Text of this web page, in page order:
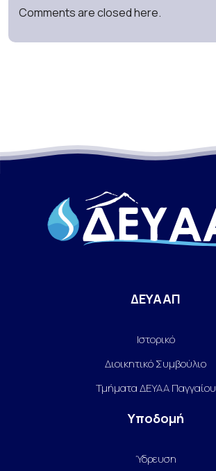
Comments are closed here.
ΔΕΥΑΑΠ
Ιστορικό
Διοικητικό Συμβούλιο
Τμήματα ΔΕΥΑΑ Παγγαίου
Υποδομή
Ύδρευση